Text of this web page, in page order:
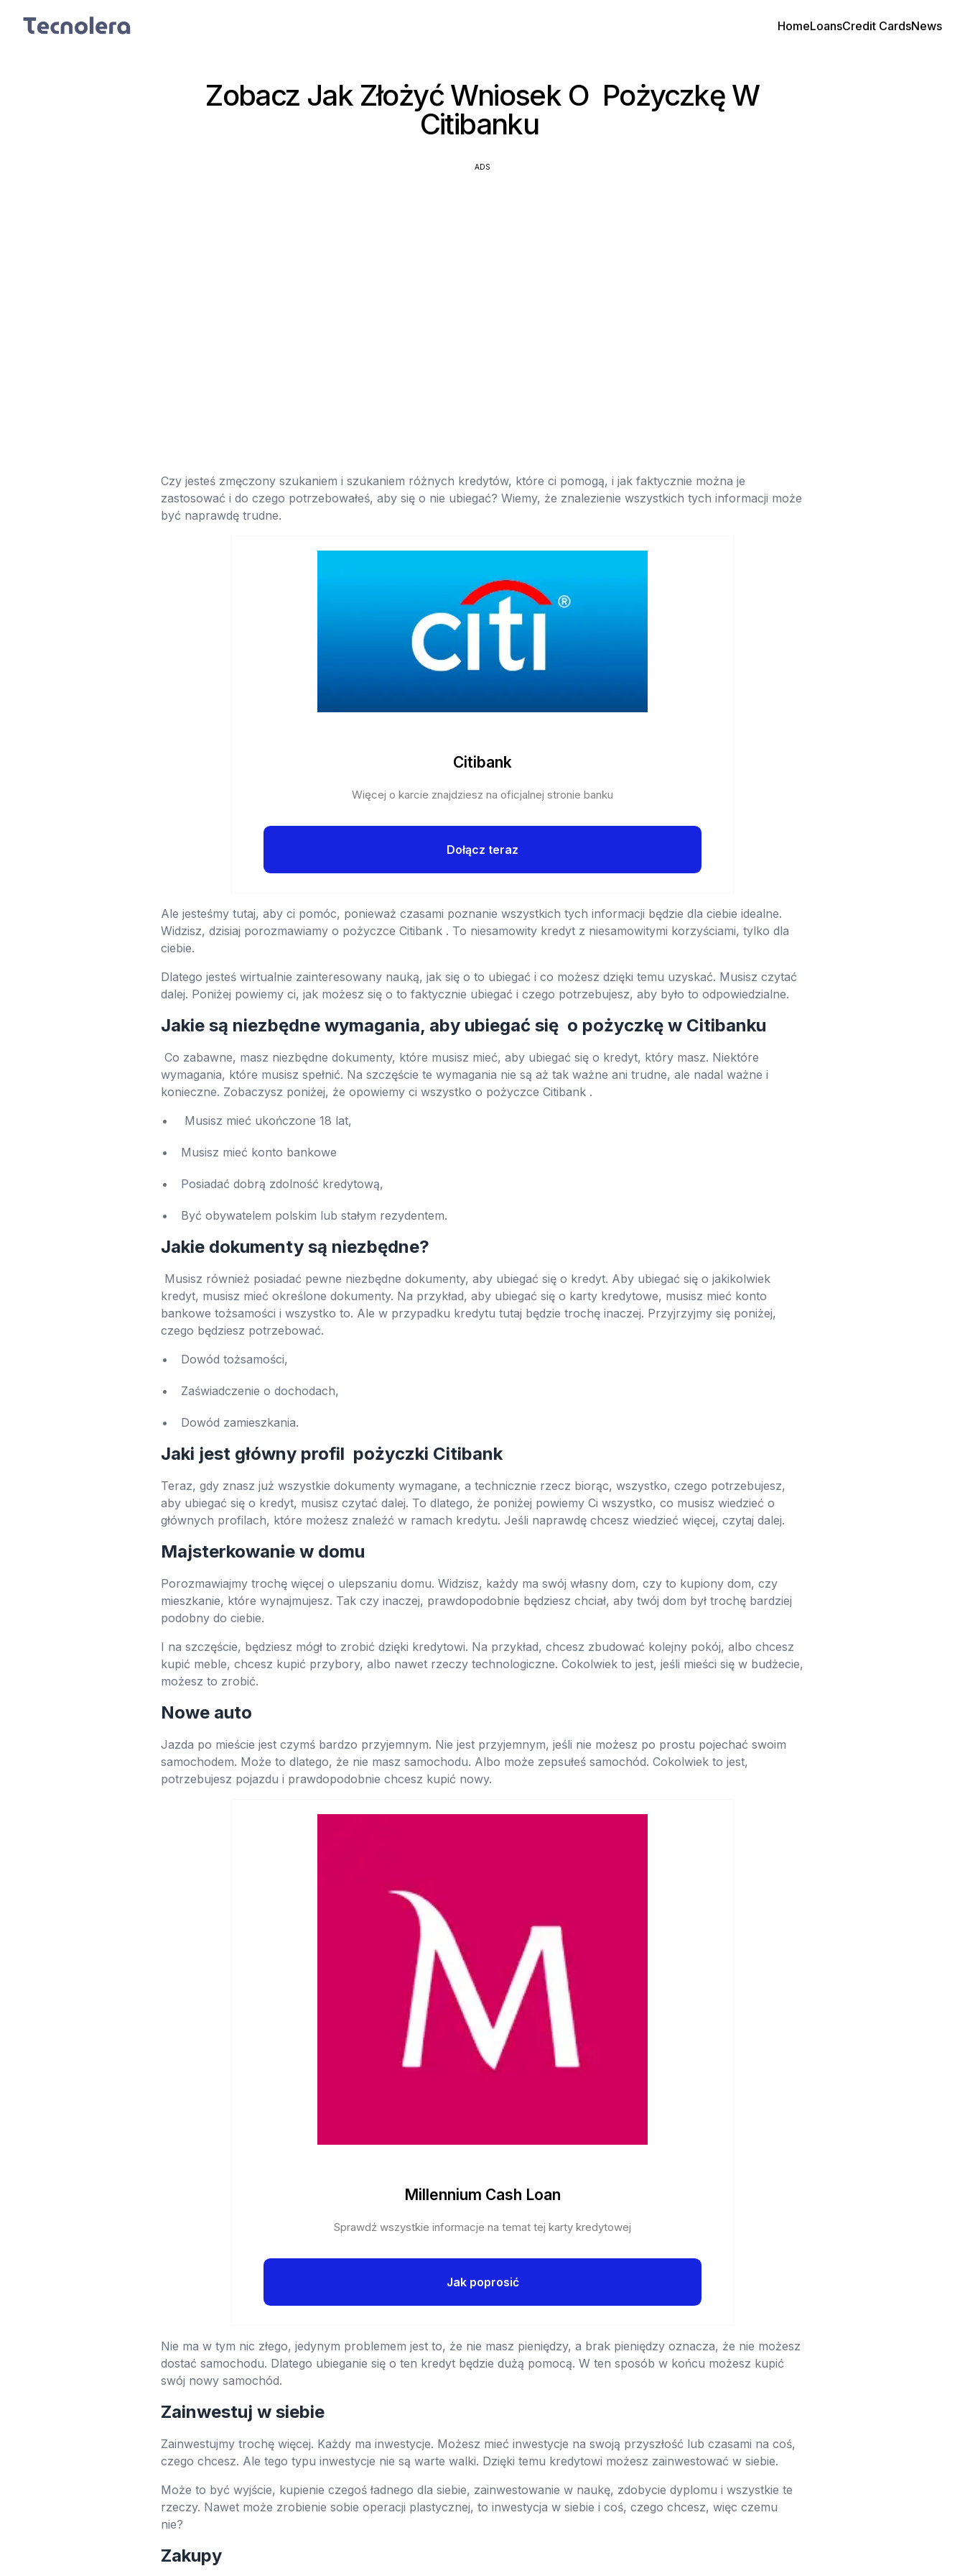
HomeLoansCredit CardsNews
Zobacz Jak Złożyć Wniosek O Pożyczkę W
Citibanku
ADS
Czy jesteś zmęczony szukaniem i szukaniem różnych kredytów, które ci pomogą, i jak faktycznie można je
zastosować i do czego potrzebowałeś, aby się o nie ubiegać? Wiemy, że znalezienie wszystkich tych informacji może
być naprawdę trudne.
Citibank
Więcej o karcie znajdziesz na oficjalnej stronie banku
Dołącz teraz
Ale jesteśmy tutaj, aby ci pomóc, ponieważ czasami poznanie wszystkich tych informacji będzie dla ciebie idealne.
Widzisz, dzisiaj porozmawiamy o pożyczce Citibank . To niesamowity kredyt z niesamowitymi korzyściami, tylko dla
ciebie.
Dlatego jesteś wirtualnie zainteresowany nauką, jak się o to ubiegać i co możesz dzięki temu uzyskać. Musisz czytać
dalej. Poniżej powiemy ci, jak możesz się o to faktycznie ubiegać i czego potrzebujesz, aby było to odpowiedzialne.
Jakie są niezbędne wymagania, aby ubiegać się o pożyczkę w Citibanku
Co zabawne, masz niezbędne dokumenty, które musisz mieć, aby ubiegać się o kredyt, który masz. Niektóre
wymagania, które musisz spełnić. Na szczęście te wymagania nie są aż tak ważne ani trudne, ale nadal ważne i
konieczne. Zobaczysz poniżej, że opowiemy ci wszystko o pożyczce Citibank .
Musisz mieć ukończone 18 lat,
Musisz mieć konto bankowe
Posiadać dobrą zdolność kredytową,
Być obywatelem polskim lub stałym rezydentem.
Jakie dokumenty są niezbędne?
Musisz również posiadać pewne niezbędne dokumenty, aby ubiegać się o kredyt. Aby ubiegać się o jakikolwiek
kredyt, musisz mieć określone dokumenty. Na przykład, aby ubiegać się o karty kredytowe, musisz mieć konto
bankowe tożsamości i wszystko to. Ale w przypadku kredytu tutaj będzie trochę inaczej. Przyjrzyjmy się poniżej,
czego będziesz potrzebować.
Dowód tożsamości,
Zaświadczenie o dochodach,
Dowód zamieszkania.
Jaki jest główny profil pożyczki Citibank
Teraz, gdy znasz już wszystkie dokumenty wymagane, a technicznie rzecz biorąc, wszystko, czego potrzebujesz,
aby ubiegać się o kredyt, musisz czytać dalej. To dlatego, że poniżej powiemy Ci wszystko, co musisz wiedzieć o
głównych profilach, które możesz znaleźć w ramach kredytu. Jeśli naprawdę chcesz wiedzieć więcej, czytaj dalej.
Majsterkowanie w domu
Porozmawiajmy trochę więcej o ulepszaniu domu. Widzisz, każdy ma swój własny dom, czy to kupiony dom, czy
mieszkanie, które wynajmujesz. Tak czy inaczej, prawdopodobnie będziesz chciał, aby twój dom był trochę bardziej
podobny do ciebie.
I na szczęście, będziesz mógł to zrobić dzięki kredytowi. Na przykład, chcesz zbudować kolejny pokój, albo chcesz
kupić meble, chcesz kupić przybory, albo nawet rzeczy technologiczne. Cokolwiek to jest, jeśli mieści się w budżecie,
możesz to zrobić.
Nowe auto
Jazda po mieście jest czymś bardzo przyjemnym. Nie jest przyjemnym, jeśli nie możesz po prostu pojechać swoim
samochodem. Może to dlatego, że nie masz samochodu. Albo może zepsułeś samochód. Cokolwiek to jest,
potrzebujesz pojazdu i prawdopodobnie chcesz kupić nowy.
Millennium Cash Loan
Sprawdź wszystkie informacje na temat tej karty kredytowej
Jak poprosić
Nie ma w tym nic złego, jedynym problemem jest to, że nie masz pieniędzy, a brak pieniędzy oznacza, że ​​nie możesz
dostać samochodu. Dlatego ubieganie się o ten kredyt będzie dużą pomocą. W ten sposób w końcu możesz kupić
swój nowy samochód.
Zainwestuj w siebie
Zainwestujmy trochę więcej. Każdy ma inwestycje. Możesz mieć inwestycje na swoją przyszłość lub czasami na coś,
czego chcesz. Ale tego typu inwestycje nie są warte walki. Dzięki temu kredytowi możesz zainwestować w siebie.
Może to być wyjście, kupienie czegoś ładnego dla siebie, zainwestowanie w naukę, zdobycie dyplomu i wszystkie te
rzeczy. Nawet może zrobienie sobie operacji plastycznej, to inwestycja w siebie i coś, czego chcesz, więc czemu
nie?
Zakupy